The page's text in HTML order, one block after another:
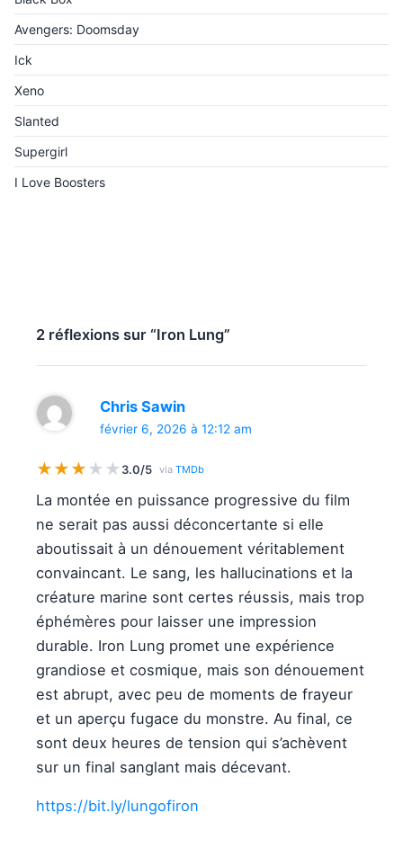
Avengers: Doomsday
Ick
Xeno
Slanted
Supergirl
I Love Boosters
2 réflexions sur “Iron Lung”
Chris Sawin
février 6, 2026 à 12:12 am
★★★★ ★ 3.0/5 via TMDb
La montée en puissance progressive du film
ne serait pas aussi déconcertante si elle
aboutissait à un dénouement véritablement
convaincant. Le sang, les hallucinations et la
créature marine sont certes réussis, mais trop
éphémères pour laisser une impression
durable. Iron Lung promet une expérience
grandiose et cosmique, mais son dénouement
est abrupt, avec peu de moments de frayeur
et un aperçu fugace du monstre. Au final, ce
sont deux heures de tension qui s’achèvent
sur un final sanglant mais décevant.
https://bit.ly/lungofiron